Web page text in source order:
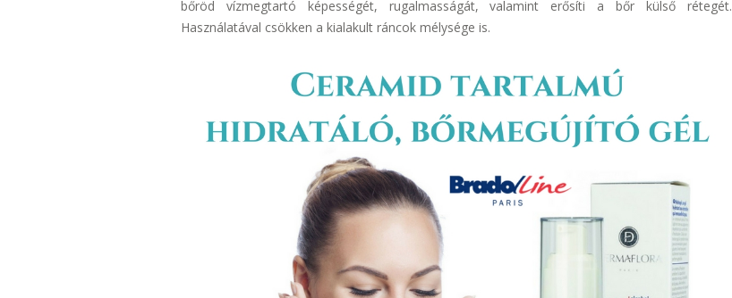
bőröd vízmegtartó képességét, rugalmasságát, valamint erősíti a bőr külső rétegét.
Használatával csökken a kialakult ráncok mélysége is.